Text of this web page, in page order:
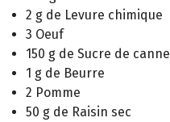
2 g de Levure chimique
3 Oeuf
150 g de Sucre de canne
1 g de Beurre
2 Pomme
50 g de Raisin sec